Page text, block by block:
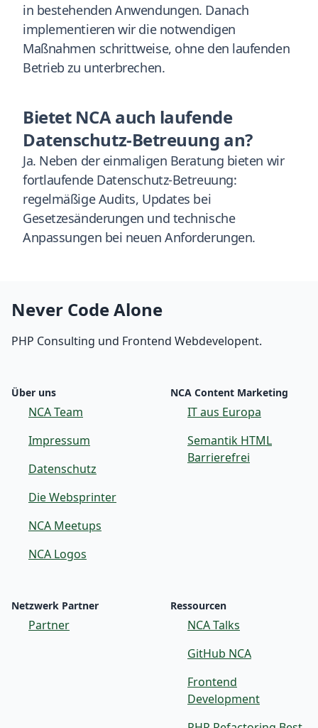
in bestehenden Anwendungen. Danach
implementieren wir die notwendigen
Maßnahmen schrittweise, ohne den laufenden
Betrieb zu unterbrechen.
Bietet NCA auch laufende
Datenschutz-Betreuung an?
Ja. Neben der einmaligen Beratung bieten wir
fortlaufende Datenschutz-Betreuung:
regelmäßige Audits, Updates bei
Gesetzesänderungen und technische
Anpassungen bei neuen Anforderungen.
Never Code Alone
PHP Consulting und Frontend Webdevelopent.
Über uns
NCA Team
Impressum
Datenschutz
Die Websprinter
NCA Meetups
NCA Logos
NCA Content Marketing
IT aus Europa
Semantik HTML
Barrierefrei
Netzwerk Partner
Partner
Ressourcen
NCA Talks
GitHub NCA
Frontend
Development